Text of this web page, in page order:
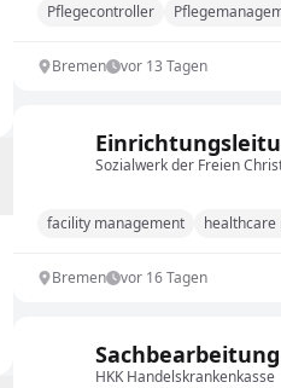
Pflegecontroller
Bremen vor 13 Tagen
Sozialwerk der Freien
facility management
Bremen vor 16 Tagen
HKK Handelskrankenkasse